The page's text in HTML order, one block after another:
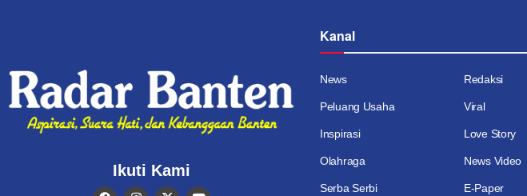
Ikuti Kami
Kanal
News Redaksi
Peluang Usaha Viral
Inspirasi Love Story
Olahraga News Video
Serba Serbi E-Paper